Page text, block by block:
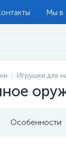
Мы в
Игрушки для
Особенности